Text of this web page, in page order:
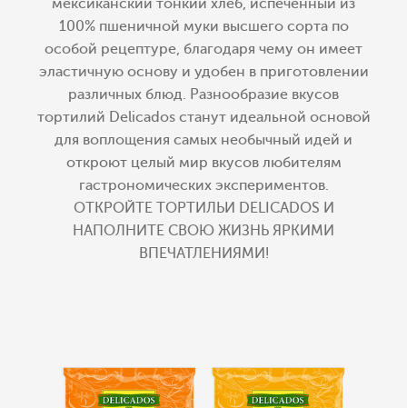
мексиканский тонкий хлеб, испеченный из
100% пшеничной муки высшего сорта по
особой рецептуре, благодаря чему он имеет
эластичную основу и удобен в приготовлении
различных блюд. Разнообразие вкусов
тортилий Delicados станут идеальной основой
для воплощения самых необычный идей и
откроют целый мир вкусов любителям
гастрономических экспериментов.
ОТКРОЙТЕ ТОРТИЛЬИ DELICADOS И
НАПОЛНИТЕ СВОЮ ЖИЗНЬ ЯРКИМИ